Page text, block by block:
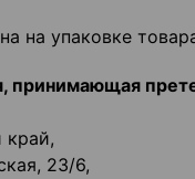
на упаковке
принимающая
край,
23/6,